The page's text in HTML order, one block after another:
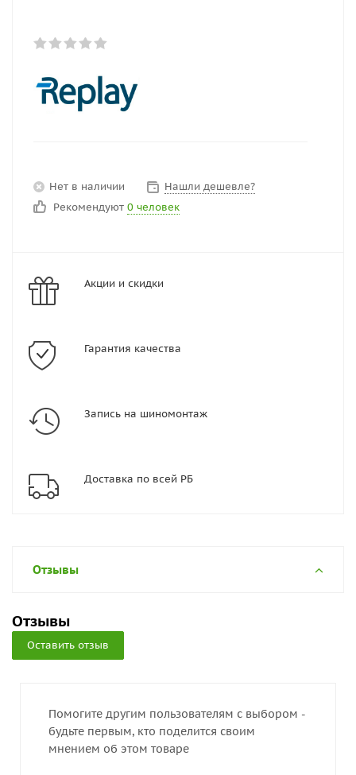
Нет в наличии
Нашли дешевле?
Рекомендуют 0 человек
Акции и скидки
Гарантия качества
Запись на шиномонтаж
Доставка по всей РБ
Отзывы
Отзывы
Оставить отзыв
Помогите другим пользователям с выбором -
будьте первым, кто поделится своим
мнением об этом товаре